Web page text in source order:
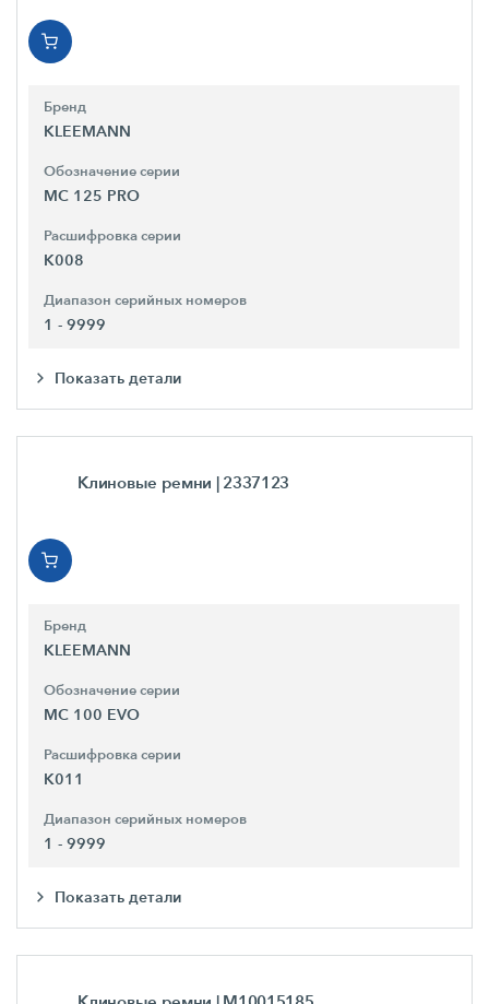
Бренд
KLEEMANN
Обозначение серии
MC 125 PRO
Расшифровка серии
K008
Диапазон серийных номеров
1 - 9999
Показать детали
Клиновые ремни | 2337123
Бренд
KLEEMANN
Обозначение серии
MC 100 EVO
Расшифровка серии
K011
Диапазон серийных номеров
1 - 9999
Показать детали